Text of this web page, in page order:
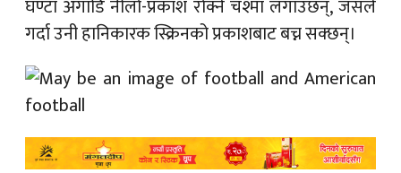
घण्टा अगाडि नीलो-प्रकाश रोक्ने चश्मा लगाउँछन्, जसले
गर्दा उनी हानिकारक स्क्रिनको प्रकाशबाट बच्न सक्छन्।